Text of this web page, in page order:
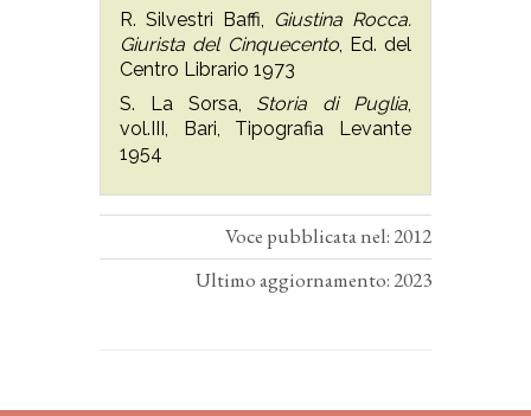
R. Silvestri Baffi,
Giustina Rocca.
Giurista del Cinquecento, Ed. del
Centro Librario 1973
S. La Sorsa, Storia di Puglia
vol.III, Bari, Tipografia Levante
1954
Voce pubblicata nel: 2012
Ultimo aggiornamento: 2023